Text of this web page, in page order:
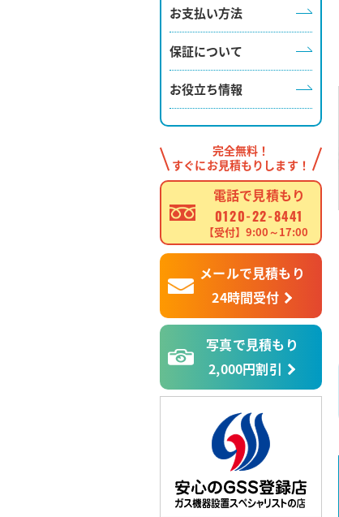
お支払い方法
保証について
お役立ち情報
完全無料！
すぐにお見積もりします！
電話で見積もり
0120-22-8441
【受付】9:00～17:00
メールで見積もり
24時間受付
写真で見積もり
2,000円割引